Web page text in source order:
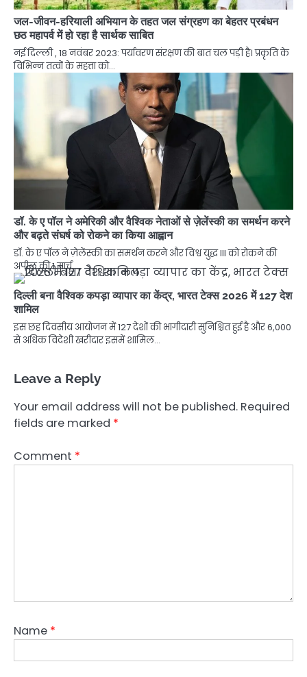
जल-जीवन-हरियाली अभियान के तहत जल संग्रहण का बेहतर प्रबंधन
छठ महापर्व में हो रहा है सार्थक साबित
नई दिल्ली , 18 नवंबर 2023: पर्यावरण संरक्षण की बात चल पड़ी है। प्रकृति के
विभिन्न तत्वों के महत्ता को…
डॉ. के ए पॉल ने अमेरिकी और वैश्विक नेताओं से ज़ेलेंस्की का समर्थन करने
और बढ़ते संघर्ष को रोकने का किया आह्वान
डॉ. के ए पॉल ने ज़ेलेंस्की का समर्थन करने और विश्व युद्ध III को रोकने की
अपील की 1 मार्च…
दिल्ली बना वैश्विक कपड़ा व्यापार का केंद्र, भारत टेक्स 2026 में 127 देश
शामिल
इस छह दिवसीय आयोजन में 127 देशों की भागीदारी सुनिश्चित हुई है और 6,000
से अधिक विदेशी खरीदार इसमें शामिल…
Leave a Reply
Your email address will not be published. Required
fields are marked *
Comment *
Name *